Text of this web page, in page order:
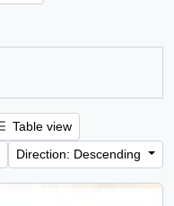
Table view
Direction: Descending